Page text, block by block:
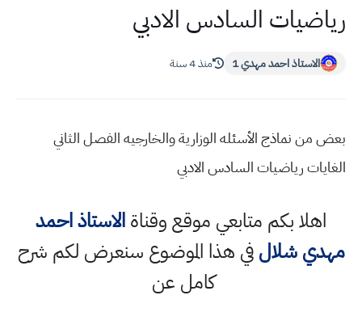
رياضيات السادس الادبي
الاستاذ احمد مهدي 1 منذ 4 سنة
بعض من نماذج الأسئله الوزارية والخارجيه الفصل الثاني
الغايات رياضيات السادس الادبي
اهلا بكم متابعي موقع وقناةالاستاذ احمد
مهدي شلالفي هذا الموضوع سنعرض لكم شرح
كامل عن